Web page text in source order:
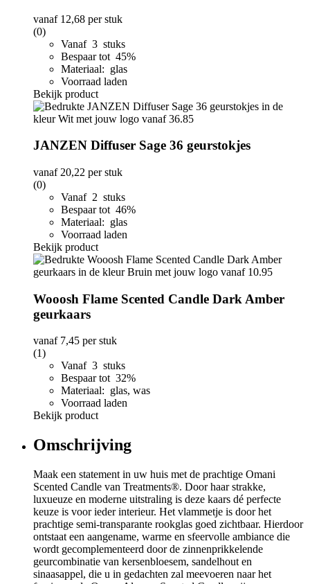
vanaf 12,68 per stuk
(0)
Vanaf 3 stuks
Bespaar tot 45%
Materiaal: glas
Voorraad laden
Bekijk product
JANZEN Diffuser Sage 36 geurstokjes
vanaf 20,22 per stuk
(0)
Vanaf 2 stuks
Bespaar tot 46%
Materiaal: glas
Voorraad laden
Bekijk product
Wooosh Flame Scented Candle Dark Amber
geurkaars
vanaf 7,45 per stuk
(1)
Vanaf 3 stuks
Bespaar tot 32%
Materiaal: glas, was
Voorraad laden
Bekijk product
Omschrijving
Maak een statement in uw huis met de prachtige Omani
Scented Candle van Treatments®. Door haar strakke,
luxueuze en moderne uitstraling is deze kaars dé perfecte
keuze is voor ieder interieur. Het vlammetje is door het
prachtige semi-transparante rookglas goed zichtbaar. Hierdoor
ontstaat een aangename, warme en sfeervolle ambiance die
wordt gecomplementeerd door de zinnenprikkelende
geurcombinatie van kersenbloesem, sandelhout en
sinaasappel, die u in gedachten zal meevoeren naar het